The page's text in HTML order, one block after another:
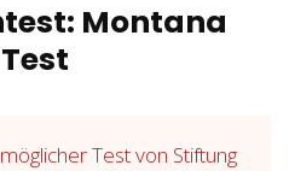
Montana
Test von Stiftung